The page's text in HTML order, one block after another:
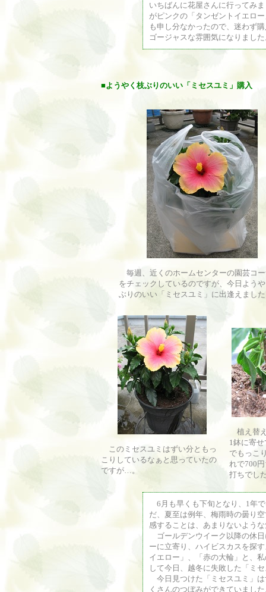
いちばんに花屋さんに行ってみ
がピンクの「タンゼントイエロ
も申し分なかったので、迷わず
ゴージャスな雰囲気になりまし
■ようやく枝ぶりのいい「ミセスユミ」購入
毎週、近くのホームセンターの園芸コ
をチェックしているのですが、今日よう
ぶりのいい「ミセスユミ」に出逢えまし
このミセスユミはずい分ともっ
こりしているなぁと思っていたの
ですが…。
植え替
1鉢に寄
でもっこ
れで700
打ちでし
6月も早くも下旬となり、1年
だ、夏至は例年、梅雨時の曇り
感することは、あまりないよう
ゴールデンウイーク以降の休
ーに立寄り、ハイビスカスを探
イエロー」、「赤の大輪」と、
して今日、越冬に失敗した「ミ
今日見つけた「ミセスユミ」
くさんのつぼみができていまし